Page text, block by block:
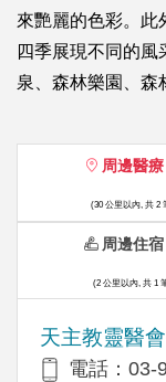
來艷麗的色彩。此
四季展現不同的風
泉、森林樂園、森
周邊醫療
(30 公里以內, 共 2
天主教靈醫
電話：03-
周邊住宿
(2 公里以內, 共 1